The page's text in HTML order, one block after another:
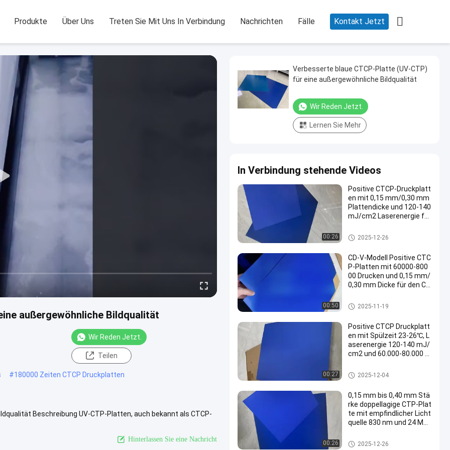
Produkte Über Uns Treten Sie Mit Uns In Verbindung Nachrichten Fälle Kontakt Jetzt 
außergewöhnliche Bildqualität
Wir Reden Jetzt.
Teilen
#180000 Zeiten CTCP Druckplatten
Beschreibung UV-CTP-Platten, auch bekannt als CTCP-
Hinterlassen Sie eine Nachricht
Verbesserte blaue CTCP-Platte (UV-CTP)
für eine außergewöhnliche Bildqualität
Wir Reden Jetzt.
Lernen Sie Mehr
In Verbindung stehende Videos
00:26
Positive CTCP-Druckplatt
en mit 0,15 mm/0,30 mm
Plattendicke und 120-140
mJ/cm2 Laserenergie für
CTCP-Druckplatten
2025-12-26
00:50
CD-V-Modell Positive CTC
P-Platten mit 60000-800
00 Drucken und 0,15 mm/
0,30 mm Dicke für den Co
k
CTCP-Druckplatten
2025-11-19
00:27
Positive CTCP Druckplatt
en mit Spülzeit 23-26℃, L
aserenergie 120-140 mJ/
cm2 und 60.000-80.000 D
CTCP-Druckplatten
2025-12-04
00:26
0,15 mm bis 0,40 mm Stä
rke doppellagige CTP-Plat
te mit empfindlicher Licht
quelle 830 nm und 24 Mon
Doppelschicht CTP-Platte
2025-12-26